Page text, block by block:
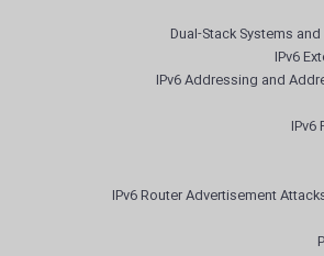
Dual-Stack Systems
IPv6
IPv6 Addressing and
IPv6
IPv6 Router Advertisement